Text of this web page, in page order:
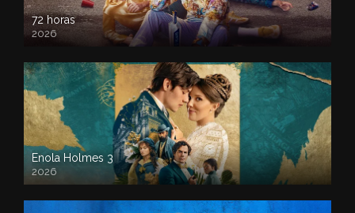
72 horas
2026
Enola Holmes 3
2026